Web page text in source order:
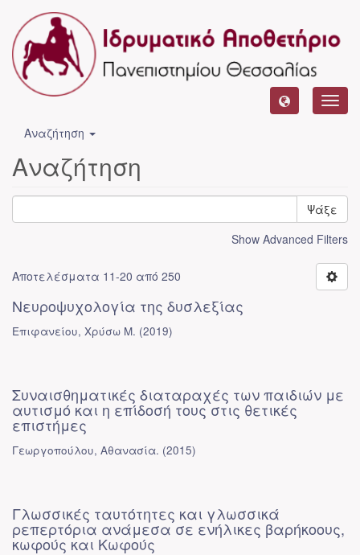
Αναζήτηση
Αναζήτηση
Ψάξε
Show Advanced Filters
Αποτελέσματα 11-20 από 250
Νευροψυχολογία της δυσλεξίας
Επιφανείου, Χρύσω Μ. (2019)
Συναισθηματικές διαταραχές των παιδιών με
αυτισμό και η επίδοσή τους στις θετικές
επιστήμες
Γεωργοπούλου, Αθανασία. (2015)
Γλωσσικές ταυτότητες και γλωσσικά
ρεπερτόρια ανάμεσα σε ενήλικες βαρήκοους,
κωφούς και Κωφούς